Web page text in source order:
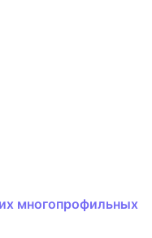
многопрофильных